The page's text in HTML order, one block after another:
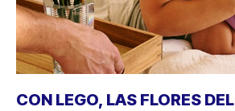
CON LEGO, LAS FLORES